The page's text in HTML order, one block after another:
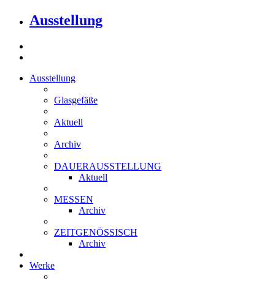
Ausstellung
Ausstellung
Glasgefäße
Aktuell
Archiv
DAUERAUSSTELLUNG
Aktuell
MESSEN
Archiv
ZEITGENÖSSISCH
Archiv
Werke